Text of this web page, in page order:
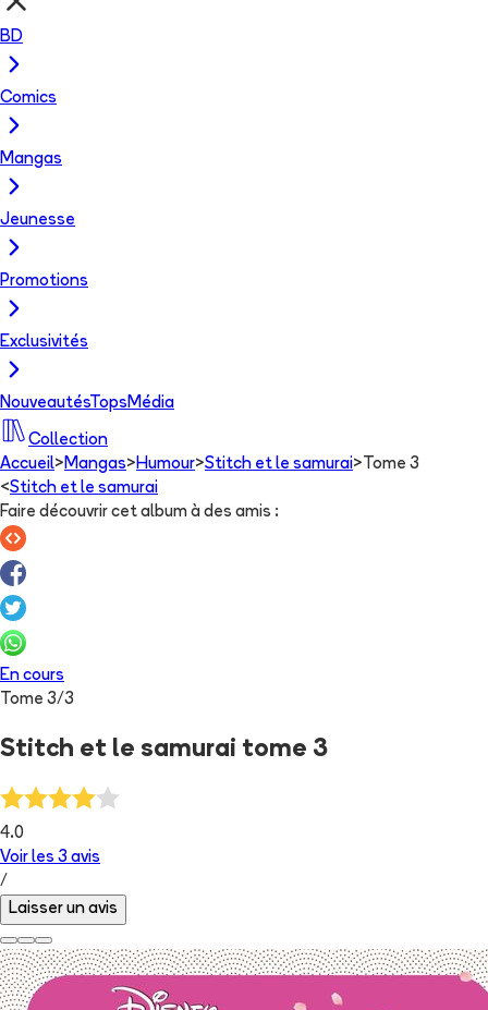
BD
Comics
Mangas
Jeunesse
Promotions
Exclusivités
NouveautésTops Média
Collection
Accueil> Mangas> Humour>Stitch et le samurai> Tome 3
<Stitch et le samurai
Faire découvrir cet album à des amis :
En cours
Tome 3/3
Stitch et le samurai tome 3
4.0
Voir les 3 avis
/
Laisser un avis